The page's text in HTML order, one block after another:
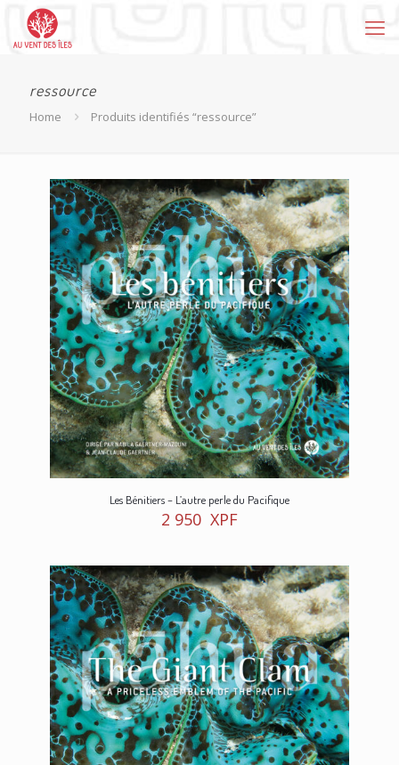
ressource
Home Produits identifiés “ressource”
Les Bénitiers – L’autre perle du Pacifique
2 950 XPF